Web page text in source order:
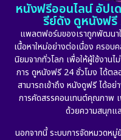
หนังฟรีออนไลน์ อัปเ
รีย์ดัง ดูหนังฟรี
แพลตฟอร์มของเราถูกพัฒนา
เนื้อหาใหม่อย่างต่อเนื่อง ครอ
นิยมจากทั่วโลก เพื่อให้ผู้ใช้งาน
การ ดูหนังฟรี 24 ชั่วโมง ได้ตล
สามารถเข้าถึง หนังดูฟรี ได้อ
การคัดสรรคอนเทนต์คุณภาพ
ด้วยความสนุกแ
นอกจากนี้ ระบบการจัดหมวดหมู่